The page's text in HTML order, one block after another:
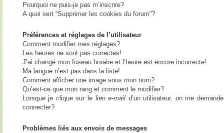
Pourquoi ne puis-je pas m’inscrire?
A quoi sert “Supprimer les cookies du forum”?
Préférences et réglages de l’utilisateur
Comment modifier mes réglages?
Les heures ne sont pas correctes!
J’ai changé mon fuseau horaire et l’heure est encore incorrecte!
Ma langue n’est pas dans la liste!
Comment afficher une image sous mon nom?
Qu’est-ce que mon rang et comment le modifier?
Lorsque je clique sur le liene-mail d’un utilisateur, on me
connecter?
Problèmes liés aux envois de messages